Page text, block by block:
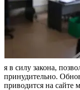
я в силу закона,
принудительно.
приводится на сайте